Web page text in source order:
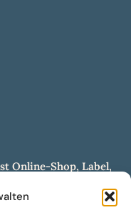
Online-Shop, Label,
Presswerk und